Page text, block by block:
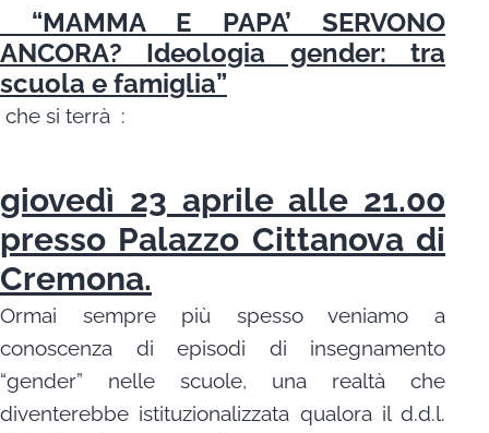
“MAMMA E PAPA’ SERVONO
ANCORA? Ideologia gender: tra
scuola e famiglia”
che si terrà :
giovedì 23 aprile alle 21.00
presso Palazzo Cittanova di
Cremona.
Ormai sempre più spesso veniamo a
conoscenza di episodi di insegnamento
“gender” nelle scuole, una realtà che
diventerebbe istituzionalizzata qualora il d.d.l.